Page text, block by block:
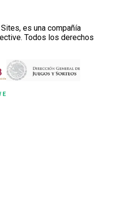
es una compañía
Todos los derechos